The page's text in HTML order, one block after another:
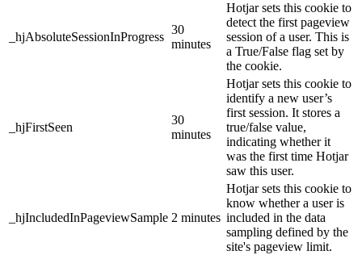
_hjAbsoluteSessionInProgress
30
minutes
Hotjar sets this cookie to
detect the first pageview
session of a user. This is
a True/False flag set by
the cookie.
_hjFirstSeen
30
minutes
Hotjar sets this cookie to
identify a new user’s
first session. It stores a
true/false value,
indicating whether it
was the first time Hotjar
saw this user.
_hjIncludedInPageviewSample 2 minutes
Hotjar sets this cookie to
know whether a user is
included in the data
sampling defined by the
site's pageview limit.